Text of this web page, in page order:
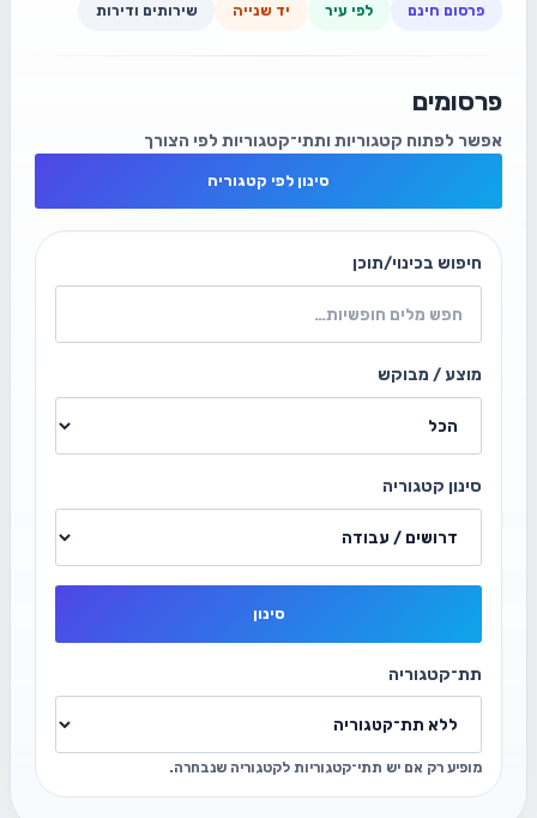
פרסום חינם לפי עיר יד שנייה שירותים ודירות
פרסומים
אפשר לפתוח קטגוריות ותתי־קטגוריות לפי הצורך
סינון לפי קטגוריה
חיפוש בכינוי/תוכן
מוצע / מבוקש
סינון קטגוריה
סינון
תת־קטגוריה
מופיע רק אם יש תתי־קטגוריות לקטגוריה שנבחרה.